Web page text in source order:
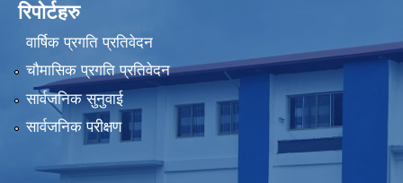
रिपोर्टहरु
वार्षिक प्रगति प्रतिवेदन
चौमासिक प्रगति प्रतिवेदन
सार्वजनिक सुनुवाई
सार्वजनिक परीक्षण